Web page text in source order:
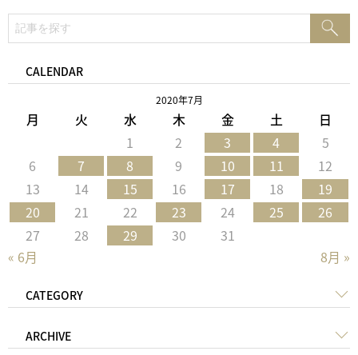
索:
CALENDAR
2020年7月
月 火 水 木 金 土 日
« 6月 8月 »
1 2 3 4
5
6
7 8 9 10 11
12
13
14 15 16 17 18
19
20
21 22 23 24 25
26
27
28 29 30 31
CATEGORY
ARCHIVE